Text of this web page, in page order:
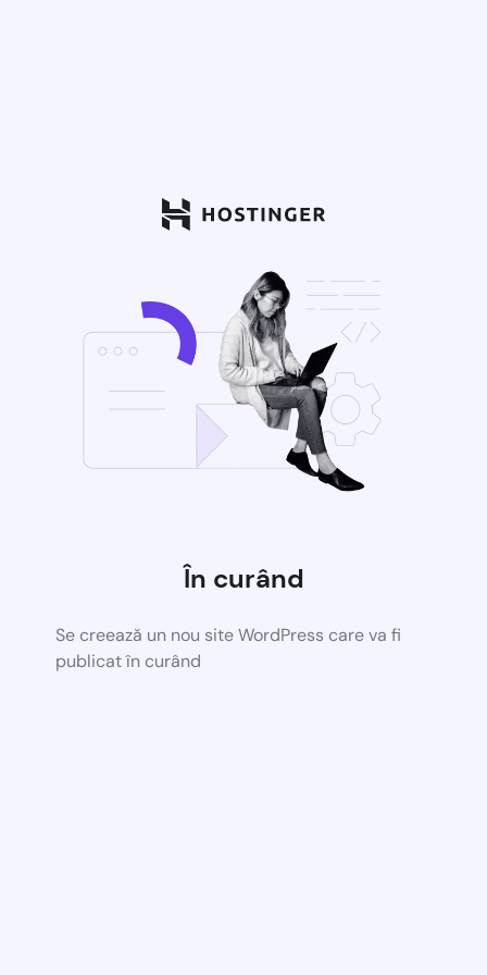
În curând
Se creează un nou site WordPress care va fi
publicat în curând